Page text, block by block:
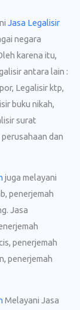
Jasa Legalisir
negara
karena itu,
antara lain :
Legalisir ktp,
buku nikah,
surat
dan
juga melayani
penerjemah
Jasa
penerjemah
penerjemah
Melayani Jasa